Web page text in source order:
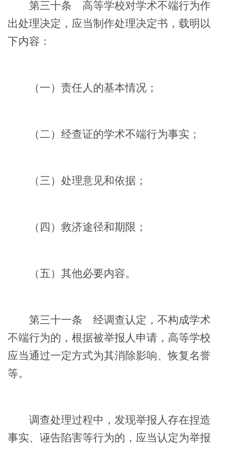
第三十条 高等学校对学术不端行为作
出处理决定，应当制作处理决定书，载明以
下内容：
（一）责任人的基本情况；
（二）经查证的学术不端行为事实；
（三）处理意见和依据；
（四）救济途径和期限；
（五）其他必要内容。
第三十一条 经调查认定，不构成学术
不端行为的，根据被举报人申请，高等学校
应当通过一定方式为其消除影响、恢复名誉
等。
调查处理过程中，发现举报人存在捏造
事实、诬告陷害等行为的，应当认定为举报